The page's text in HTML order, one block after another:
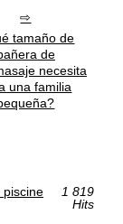
tamaño de
de
necesita
una familia
piscine
1 819
Hits